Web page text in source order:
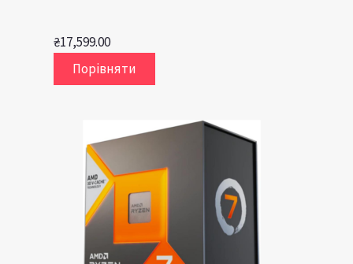
₴17,599.00
Порівняти